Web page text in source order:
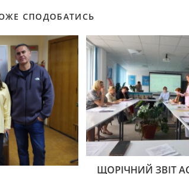
СПОДОБАТИСЬ
ЩОРІЧНИЙ ЗВІТ